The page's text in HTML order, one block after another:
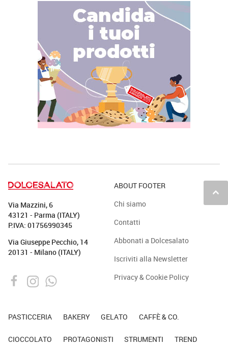
keyboard_arrow_up
Via Mazzini, 6
43121 - Parma (ITALY)
P.IVA: 01756990345
Via Giuseppe Pecchio, 14
20131 - Milano (ITALY)
ABOUT FOOTER
Chi siamo
Contatti
Abbonati a Dolcesalato
Iscriviti alla Newsletter
Privacy & Cookie Policy
PASTICCERIA BAKERY GELATO CAFFÈ & CO.
CIOCCOLATO PROTAGONISTI STRUMENTI TREND